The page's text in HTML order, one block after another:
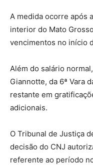
A medida ocorre após a
interior do Mato
vencimentos no início
Além do salário
Giannotte, da 6ª Vara
restante em
adicionais.
O Tribunal de Justiça
decisão do CNJ
referente ao período